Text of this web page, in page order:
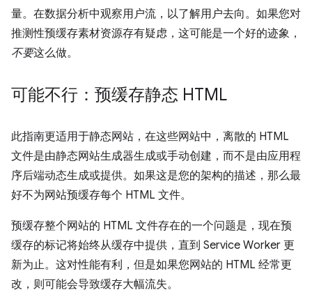
量。在数据分析中观察用户流，以了解用户去向。如果您对
推测性预缓存素材资源存有疑虑，这可能是一个好的迹象，
不要这么做。
可能不行：预缓存静态 HTML
此指南更适用于静态网站，在这些网站中，离散的 HTML
文件是由静态网站生成器生成或手动创建，而不是由应用程
序后端动态生成或提供。如果这是您的架构的描述，那么最
好不为网站预缓存每个 HTML 文件。
预缓存整个网站的 HTML 文件存在的一个问题是，现在预
缓存的标记将始终从缓存中提供，直到 Service Worker 更
新为止。这对性能有利，但是如果您网站的 HTML 经常更
改，则可能会导致缓存大幅流失。